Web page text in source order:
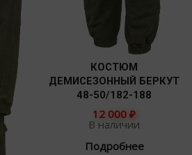
КОСТЮМ
ДЕМИСЕЗОННЫЙ БЕРКУТ
48-50/182-188
12 000 ₽
В наличии
Подробнее